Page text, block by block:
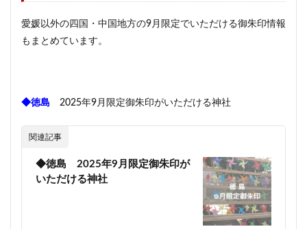
愛媛以外の四国・中国地方の9月限定でいただける御朱印情報
もまとめています。
◆徳島 2025年9月限定御朱印がいただける神社
関連記事
◆徳島 2025年9月限定御朱印が
いただける神社